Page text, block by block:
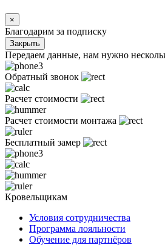
×
Благодарим за подписку
Закрыть
Передаем данные, нам нужно
Обратный звонок
Расчет стоимости
Расчет стоимости монтажа
Бесплатный замер
Кровельщикам
Условия сотрудничества
Программа лояльности
Обучение для партнёров